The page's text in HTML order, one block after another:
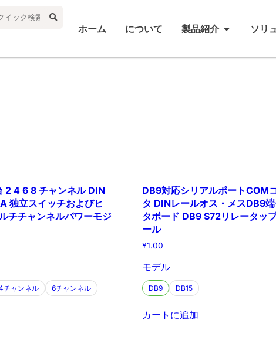
ホーム について 製品紹介 ソリ
2 4 6 8 チャンネル DIN
独立スイッチおよびヒ
チチャンネルパワーモジ
チャンネル
6チャンネル
DB9対応シリアルポートCOM
タ DINレールオス・メスDB9
タボード DB9 S72リレータッ
ール
¥1.00
モデル
DB9 DB15
カートに追加